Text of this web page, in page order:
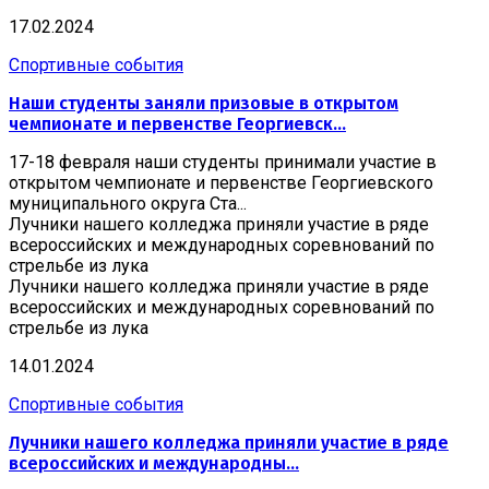
17.02.2024
Спортивные события
Наши студенты заняли призовые в открытом
чемпионате и первенстве Георгиевск...
17-18 февраля наши студенты принимали участие в
открытом чемпионате и первенстве Георгиевского
муниципального округа Ста...
Лучники нашего колледжа приняли участие в ряде
всероссийских и международных соревнований по
стрельбе из лука
Лучники нашего колледжа приняли участие в ряде
всероссийских и международных соревнований по
стрельбе из лука
14.01.2024
Спортивные события
Лучники нашего колледжа приняли участие в ряде
всероссийских и международны...